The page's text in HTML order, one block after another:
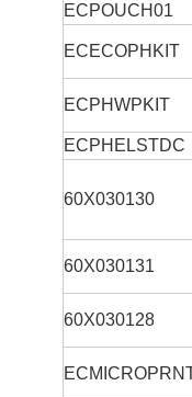
ECPOUCH01
ECECOPHKIT
ECPHWPKIT
ECPHELSTDC
60X030130
60X030131
60X030128